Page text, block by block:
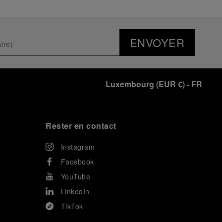
ENVOYER
Luxembourg (EUR €)- FR
Rester en contact
Instagram
Facebook
YouTube
LinkedIn
TikTok